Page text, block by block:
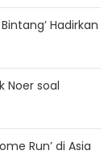
Hadirkan
Noer soal
Run’ di Asia